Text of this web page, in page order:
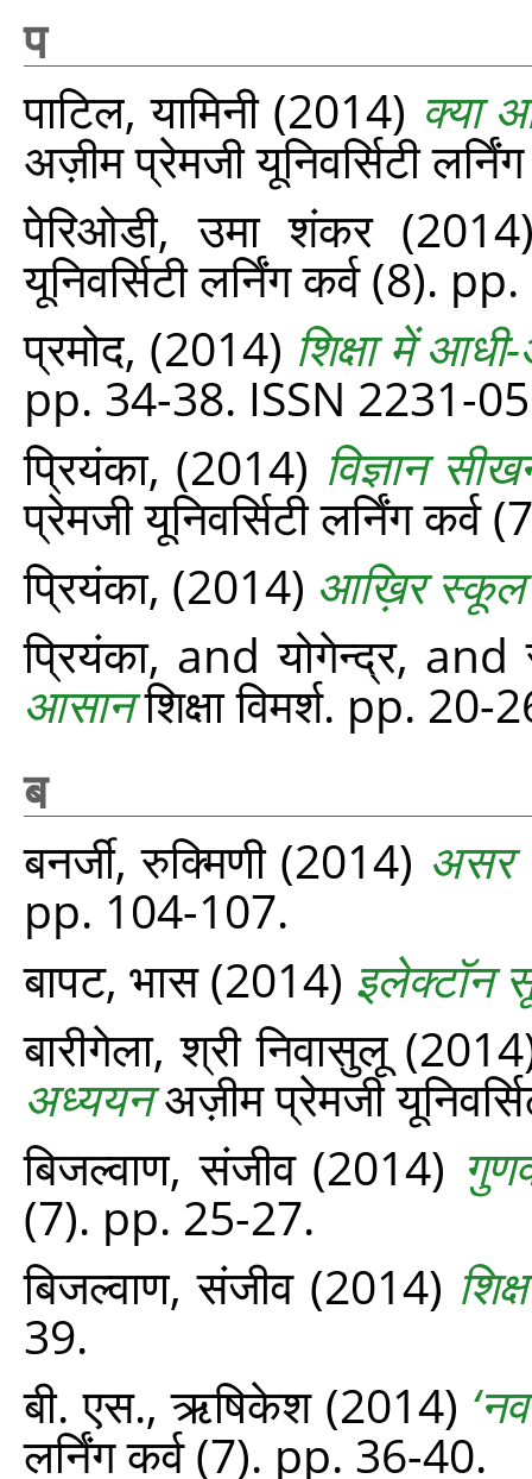
प
पाटिल, यामिनी(2014) क्या
अज़ीम प्रेमजी यूनिवर्सिटी
पेरिओडी, उमा शंकर
यूनिवर्सिटी लर्निंग कर्व (8).
प्रमोद, (2014) शिक्षा में
pp. 34-38. ISSN 2231-
प्रियंका, (2014) विज्ञान
प्रेमजी यूनिवर्सिटी लर्निंग
प्रियंका, (2014) आख़िर स्कूल
प्रियंका, andयोगेन्द्र, and
आसानशिक्षा विमर्श. pp.
ब
बनर्जी, रुक्मिणी(2014) असर
pp. 104-107.
बापट, भास(2014) इलेक्टॉन
बारीगेला, श्री निवासुलू
अध्ययनअज़ीम प्रेमजी
बिजल्वाण, संजीव(2014)
(7). pp. 25-27.
बिजल्वाण, संजीव(2014)
39.
बी. एस., ऋषिकेश(2014)
लर्निंग कर्व (7). pp. 36-40.